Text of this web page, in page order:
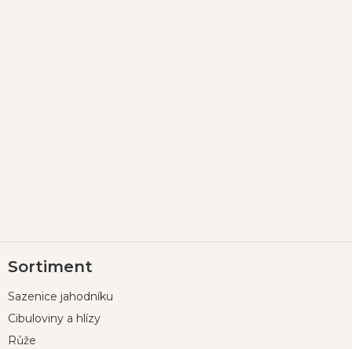
á
a
Sortiment
Sazenice jahodníku
Cibuloviny a hlízy
Růže